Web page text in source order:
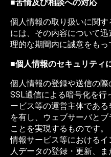
■苦情及び相談への対応
個人情報の取り扱いに関
には、その内容について
理的な期間内に誠意をもっ
■個人情報のセキュリティ
個人情報の登録や送信の際
SSL通信による暗号化を行
ービス等の運営主体であ
を有し、ウェブサーバと
ことを実現するものです。
情報サービス等における
人データの登録・更新、